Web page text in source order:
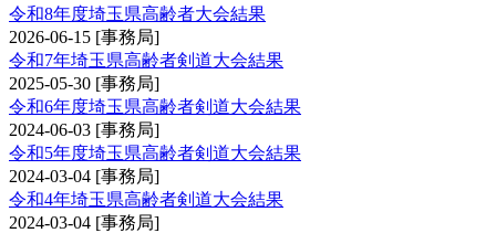
令和8年度埼玉県高齢者大会結果
2026-06-15 [事務局]
令和7年埼玉県高齢者剣道大会結果
2025-05-30 [事務局]
令和6年度埼玉県高齢者剣道大会結果
2024-06-03 [事務局]
令和5年度埼玉県高齢者剣道大会結果
2024-03-04 [事務局]
令和4年埼玉県高齢者剣道大会結果
2024-03-04 [事務局]